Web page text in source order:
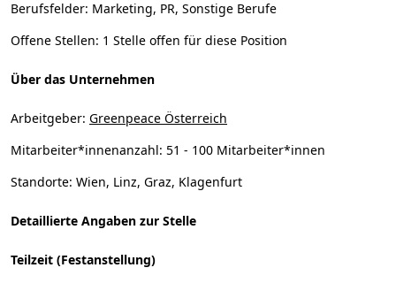
Berufsfelder: Marketing, PR, Sonstige Berufe
Offene Stellen: 1 Stelle offen für diese Position
Über das Unternehmen
Arbeitgeber: Greenpeace Österreich
Mitarbeiter*innenanzahl: 51 - 100 Mitarbeiter*innen
Standorte: Wien, Linz, Graz, Klagenfurt
Detaillierte Angaben zur Stelle
Teilzeit (Festanstellung)